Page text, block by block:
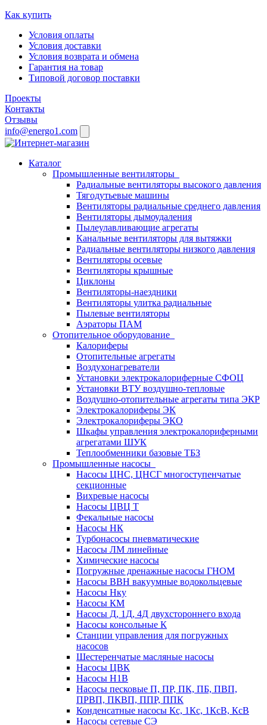
Как купить
Условия оплаты
Условия доставки
Условия возврата и обмена
Гарантия на товар
Типовой договор поставки
Проекты
Контакты
Отзывы
info@energo1.com
Каталог
Промышленные вентиляторы
Радиальные вентиляторы высокого давления
Тягодутьевые машины
Вентиляторы радиальные среднего давления
Вентиляторы дымоудаления
Пылеулавливающие агрегаты
Канальные вентиляторы для вытяжки
Радиальные вентиляторы низкого давления
Вентиляторы осевые
Вентиляторы крышные
Циклоны
Вентиляторы-наездники
Вентиляторы улитка радиальные
Пылевые вентиляторы
Аэраторы ПАМ
Отопительное оборудование
Калориферы
Отопительные агрегаты
Воздухонагреватели
Установки электрокалориферные СФОЦ
Установки ВТУ воздушно-тепловые
Воздушно-отопительные агрегаты типа ЭКР
Электрокалориферы ЭК
Электрокалориферы ЭКО
Шкафы управления электрокалориферными
агрегатами ШУК
Теплообменники базовые ТБЗ
Промышленные насосы
Насосы ЦНС, ЦНСГ многоступенчатые
секционные
Вихревые насосы
Насосы ЦВЦ Т
Фекальные насосы
Насосы НК
Турбонасосы пневматические
Насосы ЛМ линейные
Химические насосы
Погружные дренажные насосы ГНОМ
Насосы ВВН вакуумные водокольцевые
Насосы Нку
Насосы КМ
Насосы Д, 1Д, 4Д двухстороннего входа
Насосы консольные К
Станции управления для погружных
насосов
Шестеренчатые масляные насосы
Насосы ЦВК
Насосы Н1В
Насосы песковые П, ПР, ПК, ПБ, ПВП,
ПРВП, ПКВП, ППР, ППК
Конденсатные насосы Кс, 1Кс, 1КсВ, КсВ
Насосы сетевые СЭ